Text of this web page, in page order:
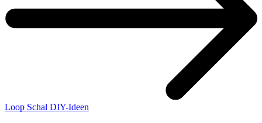
Loop Schal DIY-Ideen